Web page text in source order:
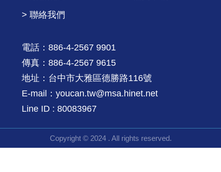
> 聯絡我們
電話：886-4-2567 9901
傳真：886-4-2567 9615
地址：台中市大雅區德勝路116號
E-mail：youcan.tw@msa.hinet.net
Line ID : 80083967
Copyright © 2024 . All rights reserved.